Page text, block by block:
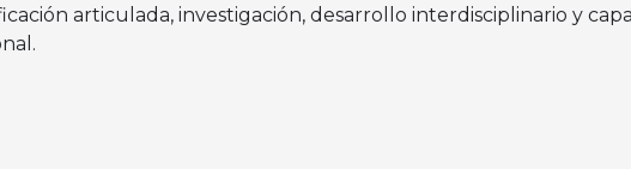
articulada, investigación, desarrollo interdisciplinario y